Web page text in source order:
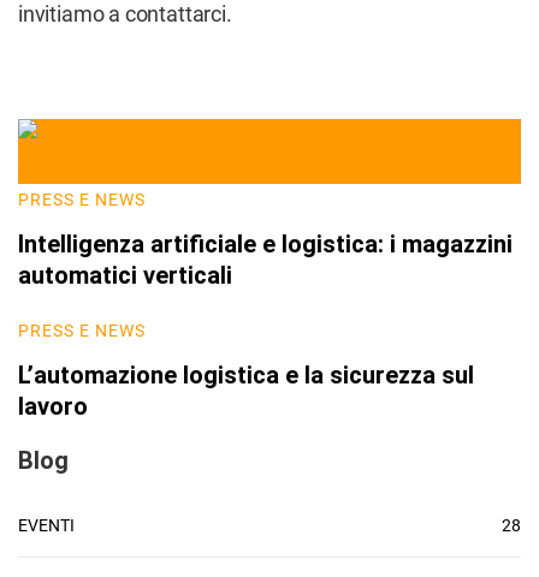
invitiamo a contattarci.
PRESS E NEWS
Intelligenza artificiale e logistica: i magazzini
automatici verticali
PRESS E NEWS
L’automazione logistica e la sicurezza sul
lavoro
Blog
EVENTI 28